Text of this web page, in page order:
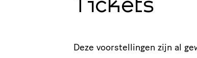
Tickets
Deze voorstellingen zijn al